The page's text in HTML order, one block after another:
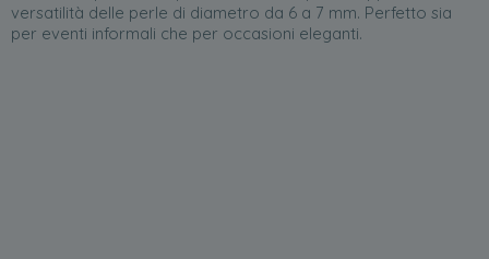
versatilità delle perle di diametro da 6 a 7 mm. Perfetto sia
per eventi informali che per occasioni eleganti.